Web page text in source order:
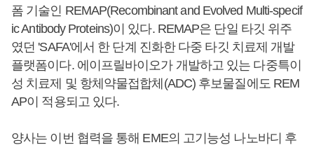
폼 기술인 REMAP(Recombinant and Evolved Multi-specif
ic Antibody Proteins)이 있다. REMAP은 단일 타깃 위주
였던 'SAFA'에서 한 단계 진화한 다중 타깃 치료제 개발
플랫폼이다. 에이프릴바이오가 개발하고 있는 다중특이
성 치료제 및 항체약물접합체(ADC) 후보물질에도 REM
AP이 적용되고 있다.
양사는 이번 협력을 통해 EME의 고기능성 나노바디 후